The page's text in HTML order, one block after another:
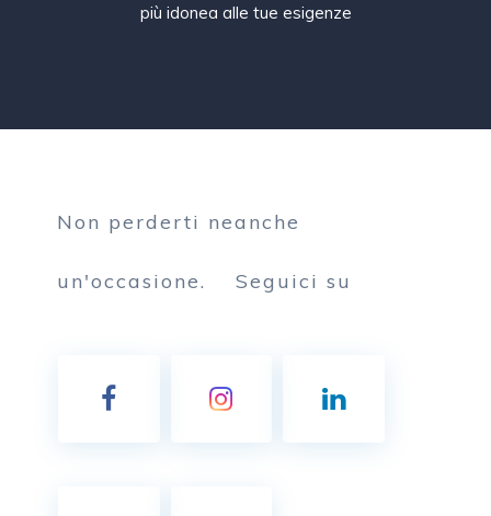
più idonea alle tue esigenze
Non perderti neanche
un'occasione. Seguici su